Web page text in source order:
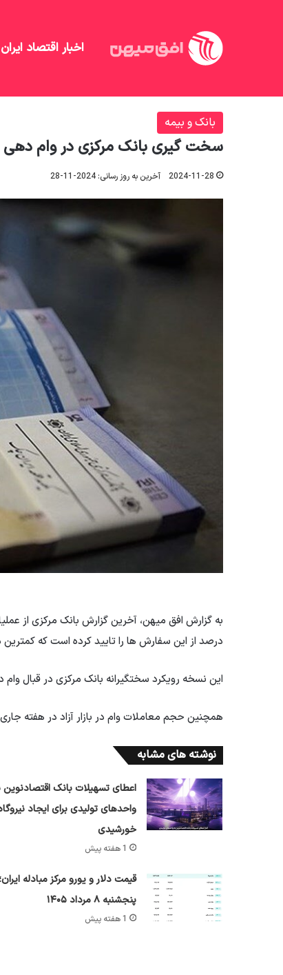
اخبار اقتصاد ایران
بانک و بیمه
سخت گیری بانک مرکزی در وام دهی به بانک
2024-11-28 آخرین به روز رسانی: 2024-11-28
درصد از این سفارش ها را تایید کرده است که
این نسخه رویکرد سختگیرانه بانک مرکزی در قبال
همچنین حجم معاملات وام در بازار آزاد در هفته جاری به 98 میلیارد تومان رسید که از ابتدای سال تاکنون به این رقم
نوشته های مشابه
اعطای تسهیلات بانک اقتصادنوین
واحدهای تولیدی برای ایجاد
خورشیدی
1 هفته پیش
قیمت دلار و یورو مرکز مبادله
پنجشنبه ۸ مرداد ۱۴۰۵
1 هفته پیش